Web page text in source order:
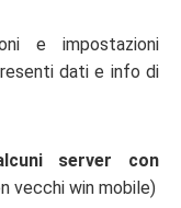
e impostazioni
dati e info di
server con
vecchi win mobile)